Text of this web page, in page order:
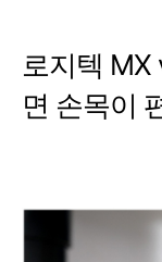
로지텍
면 손목이